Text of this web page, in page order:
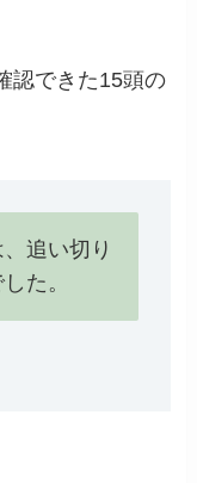
認できた15頭の
追い切り
た。